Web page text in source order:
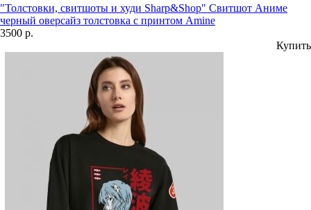
"Толстовки, свитшоты и худи Sharp&Shop" Свитшот Аниме
черный оверсайз толстовка с принтом Amine
3500 р.
Купить